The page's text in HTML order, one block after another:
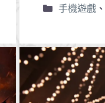
手機遊戲、